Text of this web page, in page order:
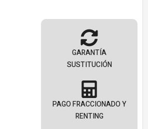
GARANTÍA
SUSTITUCIÓN
PAGO FRACCIONADO Y
RENTING